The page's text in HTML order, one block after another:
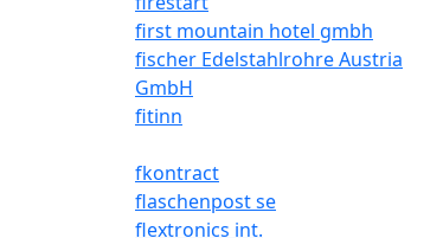
first mountain hotel gmbh
fischer Edelstahlrohre Austria
GmbH
fitinn
fkontract
flaschenpost se
flextronics int.